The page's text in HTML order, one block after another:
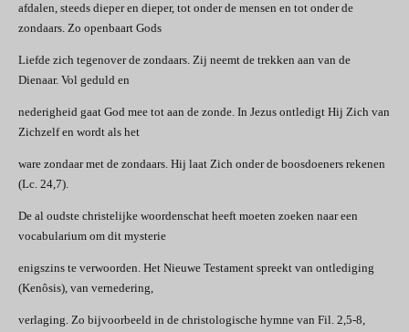
afdalen, steeds dieper en dieper, tot onder de mensen en tot onder de
zondaars. Zo openbaart Gods
Liefde zich tegenover de zondaars. Zij neemt de trekken aan van de
Dienaar. Vol geduld en
nederigheid gaat God mee tot aan de zonde. In Jezus ontledigt Hij Zich van
Zichzelf en wordt als het
ware zondaar met de zondaars. Hij laat Zich onder de boosdoeners rekenen
(Lc. 24,7).
De al oudste christelijke woordenschat heeft moeten zoeken naar een
vocabularium om dit mysterie
enigszins te verwoorden. Het Nieuwe Testament spreekt van ontlediging
(Kenôsis), van vernedering,
verlaging. Zo bijvoorbeeld in de christologische hymne van Fil. 2,5-8,